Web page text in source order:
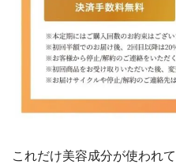
これだけ美容成分が使われ